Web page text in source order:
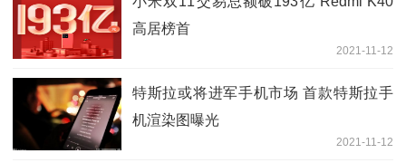
高居榜首
2021-11-12
特斯拉或将进军手机市场 首款特斯拉手
机渲染图曝光
2021-11-12